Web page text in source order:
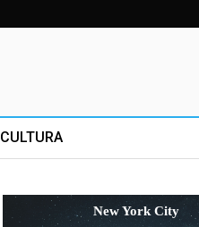
CULTURA
New York City